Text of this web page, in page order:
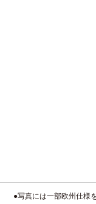
●写真には一部欧州仕様